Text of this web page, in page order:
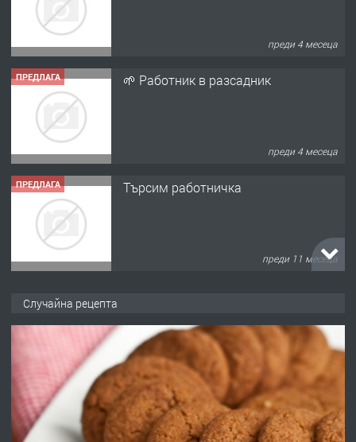
преди 4 месеца
ПРЕДЛАГА 🌱 Работник в разсадник
преди 4 месеца
ПРЕДЛАГА Търсим работничка
преди 11 месеца
преди 1 година
ПРЕДЛАГА Работа за общи работници
Случайна рецепта